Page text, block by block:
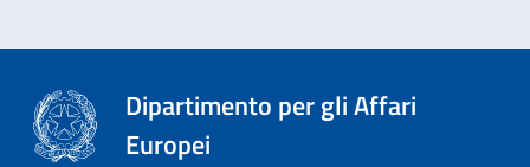
Dipartimento per gli Affari
Europei